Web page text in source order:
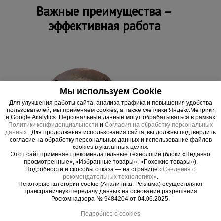
Тепловые
пушки
Важные преимущества –
эффективная работа
270
Внимание!
Информацию об условиях отпуска
Мы используем Cookie
Для улучшения работы сайта, анализа трафика и повышения удобства
пользователей, мы применяем cookies, а также счетчики Яндекс.Метрики
и Google Analytics. Персональные данные могут обрабатываться в рамках
Политики конфиденциальности и Согласия на обработку персональных
данных
. Для продолжения использования сайта, вы должны подтвердить
согласие на обработку персональных данных и использование файлов
cookies в указанных целях.
Этот сайт применяет рекомендательные технологии (блоки «Недавно
просмотренные», «Избранные товары», «Похожие товары»).
Подробности и способы отказа — на странице «Сведения о
рекомендательных технологиях»
Некоторые категории cookie (Аналитика, Реклама) осуществляют
трансграничную передачу данных на основании разрешения
Роскомнадзора № 9484204 от 04.06.2025.
Подробнее о cookies